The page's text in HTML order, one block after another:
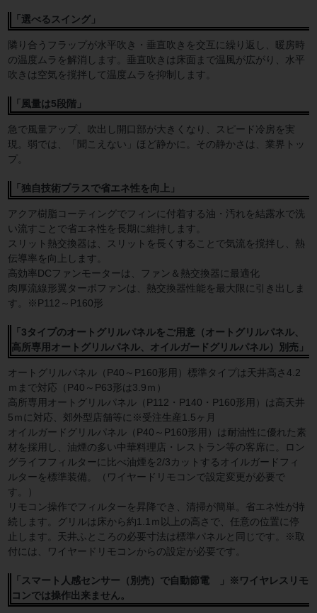
「選べるスイング」
隣り合うフラップが水平吹き・垂直吹きを交互に繰り返し、暖房時
の温度ムラを解消します。垂直吹きは床面まで温風が広がり、水平
吹きは空気を撹拌して温度ムラを抑制します。
「風量は5段階」
急で風量アップ、吹出し開口部が大きくなり、スピード冷房を実
現。弱では、「聞こえない」ほど静かに。その静かさは、業界トッ
プ。
「独自技術プラスで省エネ性を向上」
アクア樹脂コーティングでフィンに付着する油・汚れを結露水で洗
い流すことで省エネ性を長期に維持します。
スリット熱交換器は、スリットを長くすることで気流を撹拌し、熱
伝導率を向上します。
高効率DCファンモーターは、ファン＆熱交換器に最適化
肉厚流線形翼ターボファンは、熱交換器性能を最大限に引き出しま
す。※P112～P160形
「3タイプのオートグリルパネルをご用意（オートグリルパネル、
高所専用オートグリルパネル、オイルガードグリルパネル）別売」
オートグリルパネル（P40～P160形用）標準タイプは天井高さ4.2
ｍまで対応（P40～P63形は3.9ｍ）
高所専用オートグリルパネル（P112・P140・P160形用）は高天井
5ｍに対応、郊外型店舗等に※受注生産1.5ヶ月
オイルガードグリルパネル（P40～P160形用）は耐油性に優れた素
材を採用し、油煙の多い中華料理店・レストラン等の客席に。ロン
グライフフィルターに比べ油煙を2/3カットするオイルガードフィ
ルターを標準装備。（ワイヤードリモコンで設定変更が必要で
す。）
リモコン操作でフィルターを昇降でき、清掃が簡単。省エネ性が持
続します。グリルは床から約1.1ｍ以上の高さで、任意の位置に停
止します。天井ふところの必要寸法は標準パネルと同じです。※取
付には、ワイヤードリモコンからの設定が必要です。
「スマート人感センサー（別売）で自動節電 」※ワイヤレスリモ
コンでは操作出来ません。